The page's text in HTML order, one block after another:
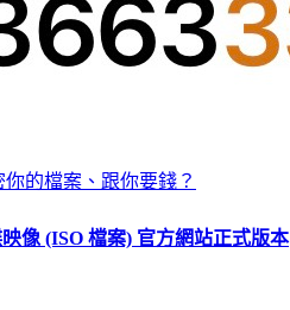
的檔案、跟你要錢？
像 (ISO 檔案) 官方網站正式版本